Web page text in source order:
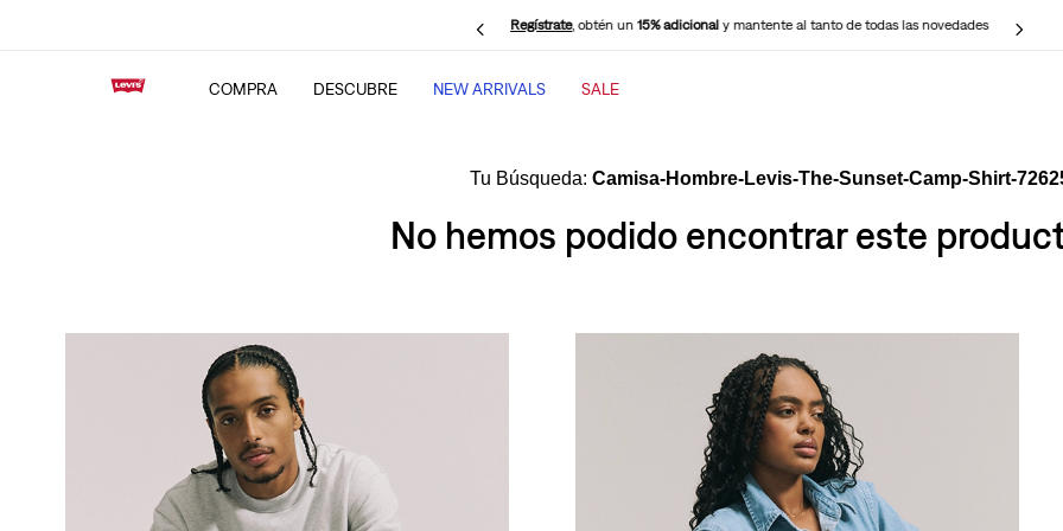
Regístrate, obtén un15% adicional y mantente al tanto de todas las novedades
COMPRA DESCUBRE NEW ARRIVALS SALE
Camisa-Hombre-Levis-The-Sunset-Camp-Shirt-
No hemos podido encontrar este
1.
jeans mujer
2
jeans mujer 501
505 jeans hombre
polo hombre
wide leg
jeans mujer 318